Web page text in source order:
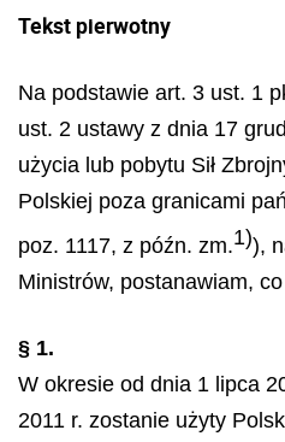
Tekst pierwotny
Na podstawie art. 3 ust. 1
ust. 2 ustawy z dnia 17
użycia lub pobytu Sił
Polskiej poza granicami
poz. 1117, z późn. zm.1)),
Ministrów, postanawiam,
§ 1.
W okresie od dnia 1 lipca
2011 r. zostanie użyty